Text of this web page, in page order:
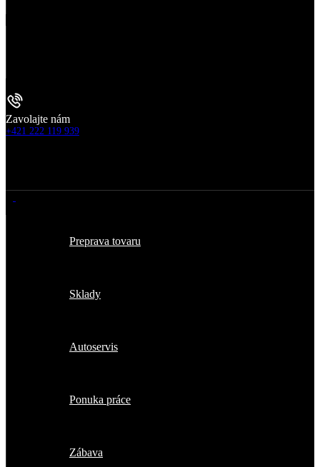
Zavolajte nám
+421 222 119 939
Preprava tovaru
Sklady
Autoservis
Ponuka práce
Zábava